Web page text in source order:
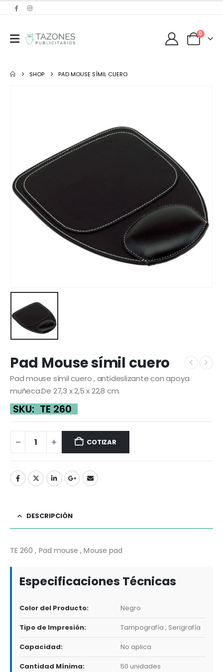
0
SHOP PAD MOUSE SÍMIL CUERO
Pad Mouse símil cuero
Pad mouse símil cuero , antideslizante con apoya
muñeca.De 27,3 x 2,5 x 22,8 cm.
SKU: TE 260
COTIZAR
DESCRIPCIÓN
TE 260 , Pad mouse , Mouse pad
Especificaciones Técnicas
Color del Producto: Negro
Tipo de Impresión: Tampografía , Serigrafía
Capacidad: No aplica
Cantidad Mínima: 50 unidades